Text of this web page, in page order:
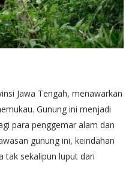
Jawa Tengah, menawarkan
Gunung ini menjadi
para penggemar alam dan
gunung ini, keindahan
tak sekalipun luput dari